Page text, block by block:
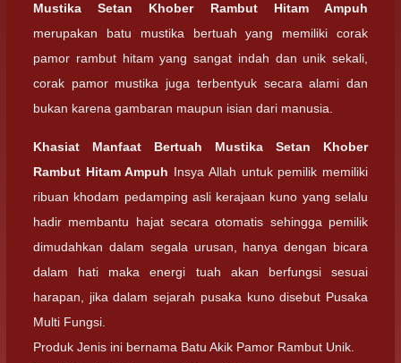
Mustika Setan Khober Rambut Hitam Ampuh
merupakan batu mustika bertuah yang memiliki corak
pamor rambut hitam yang sangat indah dan unik sekali,
corak pamor mustika juga terbentyuk secara alami dan
bukan karena gambaran maupun isian dari manusia.
Khasiat Manfaat Bertuah Mustika Setan Khober
Rambut Hitam Ampuh Insya Allah untuk pemilik memiliki
ribuan khodam pedamping asli kerajaan kuno yang selalu
hadir membantu hajat secara otomatis sehingga pemilik
dimudahkan dalam segala urusan, hanya dengan bicara
dalam hati maka energi tuah akan berfungsi sesuai
harapan, jika dalam sejarah pusaka kuno disebut Pusaka
Multi Fungsi.
Produk Jenis ini bernama Batu Akik Pamor Rambut Unik.